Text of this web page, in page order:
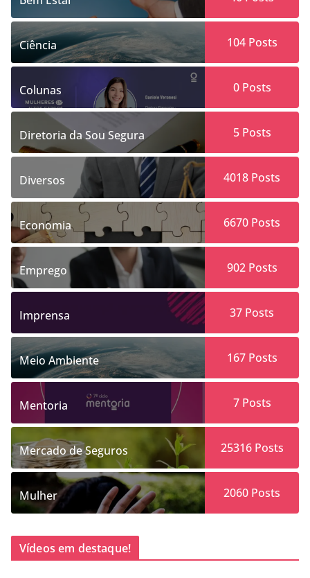
Ciência 104Posts
Colunas 0Posts
Diretoria da Sou Segura 5Posts
Diversos 4018 Posts
Economia 6670 Posts
Emprego 902Posts
Imprensa 37 Posts
Meio Ambiente 167Posts
Mentoria 7Posts
Mercado de Seguros 25316Posts
Mulher 2060 Posts
Vídeos em destaque!